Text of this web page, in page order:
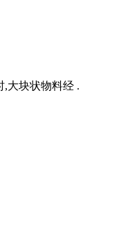
大块状物料经 .